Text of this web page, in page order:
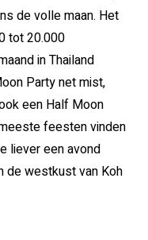
de volle maan. Het
tot 20.000
in Thailand
Party net mist,
een Half Moon
feesten vinden
liever een avond
de westkust van Koh